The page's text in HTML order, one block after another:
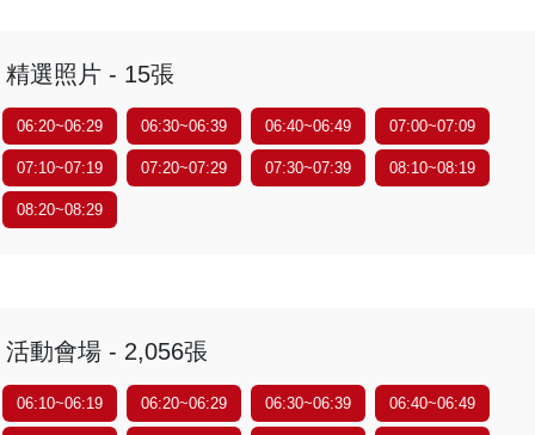
精選照片 - 15張
06:20~06:29 06:30~06:39 06:40~06:49 07:00~07:09
07:10~07:19 07:20~07:29 07:30~07:39 08:10~08:19
08:20~08:29
活動會場 - 2,056張
06:10~06:19 06:20~06:29 06:30~06:39 06:40~06:49